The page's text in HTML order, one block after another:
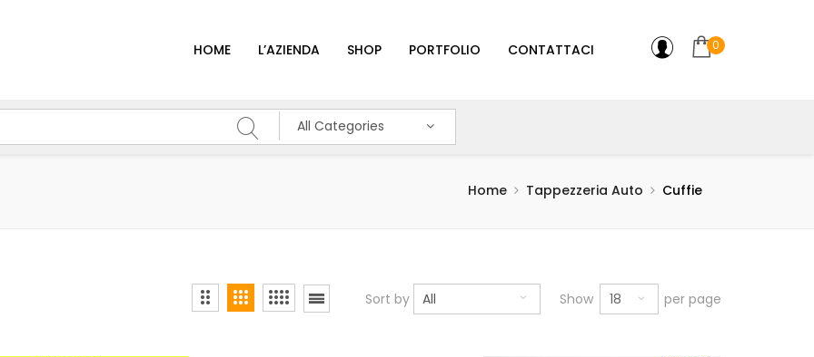
HOME L’AZIENDA SHOP PORTFOLIO CONTATTACI 0
All Categories
Home Tappezzeria Auto Cuffie
Sort by All Show 18 per page